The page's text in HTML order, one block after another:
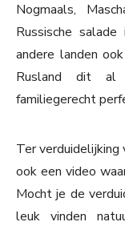
Nogmaals,
Russische
andere landen
Rusland dit al
familiegerecht
Ter verduidelijking
ook een video
Mocht je de
leuk vinden